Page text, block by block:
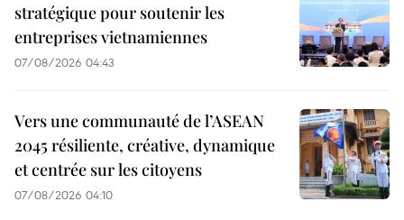
stratégique pour soutenir les
entreprises vietnamiennes
07/08/2026 04:43
Vers une communauté de l’ASEAN
2045 résiliente, créative, dynamique
et centrée sur les citoyens
07/08/2026 04:10